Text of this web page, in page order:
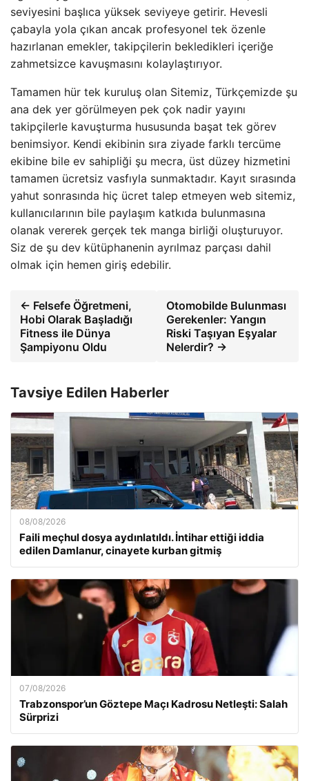
seviyesini başlıca yüksek seviyeye getirir. Hevesli
çabayla yola çıkan ancak profesyonel tek özenle
hazırlanan emekler, takipçilerin bekledikleri içeriğe
zahmetsizce kavuşmasını kolaylaştırıyor.
Tamamen hür tek kuruluş olan Sitemiz, Türkçemizde şu
ana dek yer görülmeyen pek çok nadir yayını
takipçilerle kavuşturma hususunda başat tek görev
benimsiyor. Kendi ekibinin sıra ziyade farklı tercüme
ekibine bile ev sahipliği şu mecra, üst düzey hizmetini
tamamen ücretsiz vasfıyla sunmaktadır. Kayıt sırasında
yahut sonrasında hiç ücret talep etmeyen web sitemiz,
kullanıcılarının bile paylaşım katkıda bulunmasına
olanak vererek gerçek tek manga birliği oluşturuyor.
Siz de şu dev kütüphanenin ayrılmaz parçası dahil
olmak için hemen giriş edebilir.
← Felsefe Öğretmeni,
Hobi Olarak Başladığı
Fitness ile Dünya
Şampiyonu Oldu
Otomobilde Bulunması
Gerekenler: Yangın
Riski Taşıyan Eşyalar
Nelerdir? →
Tavsiye Edilen Haberler
08/08/2026
Faili meçhul dosya aydınlatıldı. İntihar ettiği iddia
edilen Damlanur, cinayete kurban gitmiş
07/08/2026
Trabzonspor’un Göztepe Maçı Kadrosu Netleşti: Salah
Sürprizi